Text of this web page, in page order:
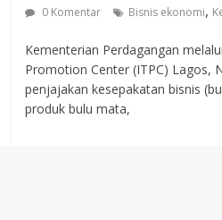
0 Komentar
Bisnis ekonomi,
Kementerian Perdagangan
Promotion Center (ITPC) Lagos,
penjajakan kesepakatan bisnis
produk bulu mata,